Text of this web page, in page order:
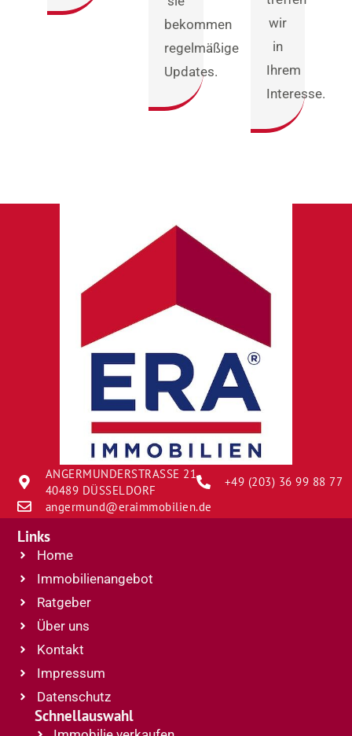
bekommen
regelmäßige
Updates.
wir
in
Ihrem
Interesse.
ANGERMUNDERSTRASSE 21
40489 DÜSSELDORF
+49 (203) 36 99 88 77
angermund@eraimmobilien.de
Links
Home
Immobilienangebot
Ratgeber
Über uns
Kontakt
Impressum
Datenschutz
Schnellauswahl